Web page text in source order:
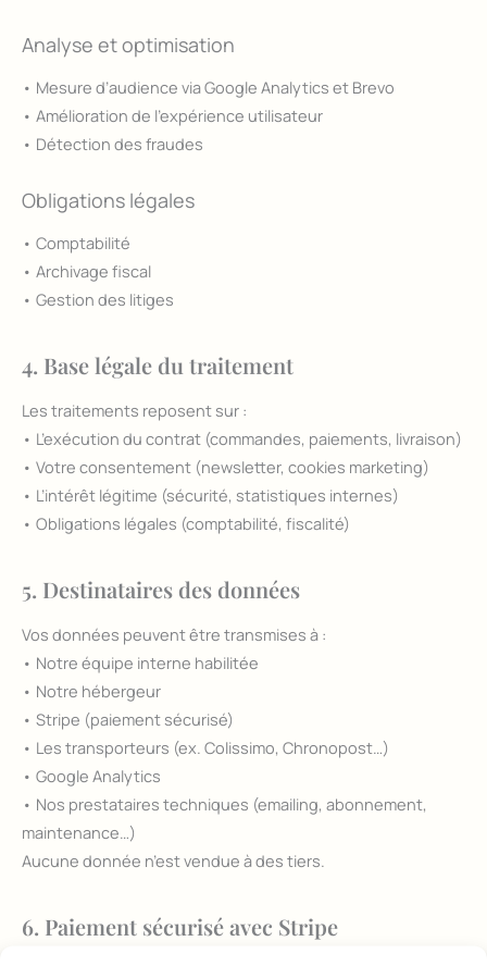
Analyse et optimisation
• Mesure d’audience via Google Analytics et Brevo
• Amélioration de l’expérience utilisateur
• Détection des fraudes
Obligations légales
• Comptabilité
• Archivage fiscal
• Gestion des litiges
4. Base légale du traitement
Les traitements reposent sur :
• L’exécution du contrat (commandes, paiements, livraison)
• Votre consentement (newsletter, cookies marketing)
• L’intérêt légitime (sécurité, statistiques internes)
• Obligations légales (comptabilité, fiscalité)
5. Destinataires des données
Vos données peuvent être transmises à :
• Notre équipe interne habilitée
• Notre hébergeur
• Stripe (paiement sécurisé)
• Les transporteurs (ex. Colissimo, Chronopost…)
• Google Analytics
• Nos prestataires techniques (emailing, abonnement,
maintenance…)
Aucune donnée n’est vendue à des tiers.
6. Paiement sécurisé avec Stripe